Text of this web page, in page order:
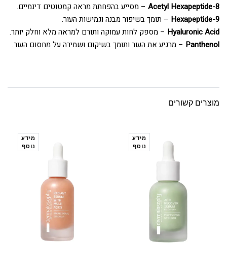
Acetyl Hexapeptide-8 – מסייע בהפחתת מראה קמטוטים דינמיים.
Hexapeptide-9 – תומך בשיפור מבנה וגמישות העור.
Hyaluronic Acid – מספק לחות עמוקה ותורם למראה מלא וחלק יותר.
Panthenol – מרגיע את העור ותומך בשיקום ושמירה על מחסום העור.
מוצרים קשורים
מידע
נוסף
מידע
נוסף